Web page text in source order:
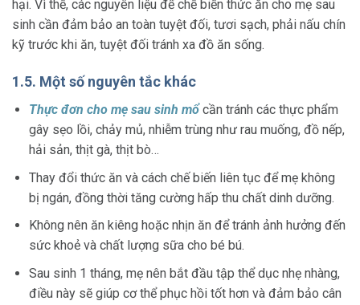
hại. Vì thế, các nguyên liệu để chế biến thức ăn cho mẹ sau
sinh cần đảm bảo an toàn tuyệt đối, tươi sạch, phải nấu chín
kỹ trước khi ăn, tuyệt đối tránh xa đồ ăn sống.
1.5. Một số nguyên tắc khác
Thực đơn cho mẹ sau sinh mổ cần tránh các thực phẩm
gây sẹo lồi, chảy mủ, nhiễm trùng như rau muống, đồ nếp,
hải sản, thịt gà, thịt bò…
Thay đổi thức ăn và cách chế biến liên tục để mẹ không
bị ngán, đồng thời tăng cường hấp thu chất dinh dưỡng.
Không nên ăn kiêng hoặc nhịn ăn để tránh ảnh hưởng đến
sức khoẻ và chất lượng sữa cho bé bú.
Sau sinh 1 tháng, mẹ nên bắt đầu tập thể dục nhẹ nhàng,
điều này sẽ giúp cơ thể phục hồi tốt hơn và đảm bảo cân